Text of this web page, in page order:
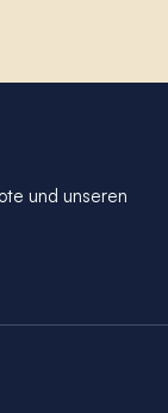
und unseren